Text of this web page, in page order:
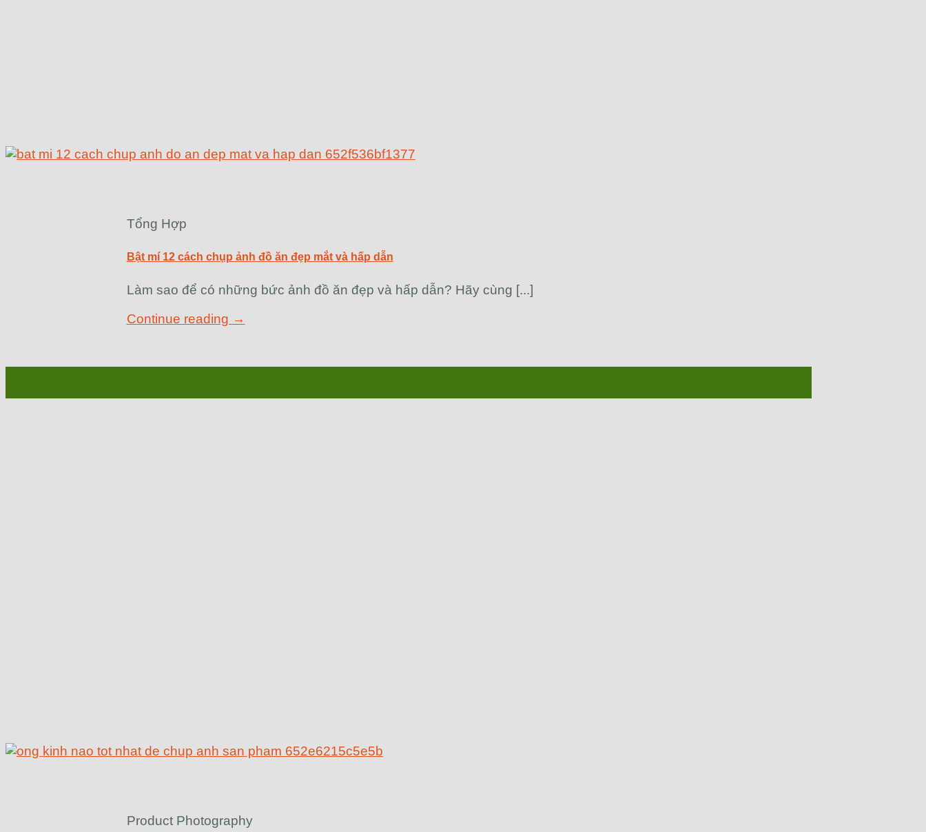
Tổng Hợp
Bật mí 12 cách chụp ảnh đồ ăn đẹp mắt và hấp dẫn
Làm sao để có những bức ảnh đồ ăn đẹp và hấp dẫn? Hãy cùng [...]
Continue reading →
Product Photography